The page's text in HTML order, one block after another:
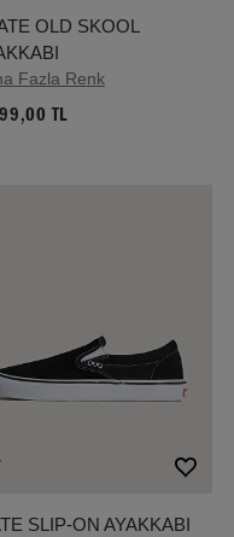
OLD SKOOL
Fazla Renk
TL
SLIP-ON AYAKKABI